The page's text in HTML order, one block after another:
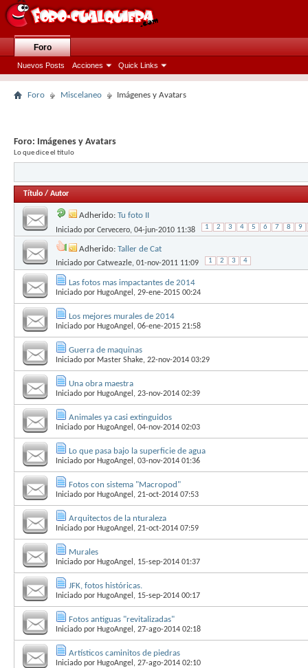
Foro
Nuevos Posts Acciones Quick Links
Foro Miscelaneo Imágenes y Avatars
Foro: Imágenes y Avatars
Lo que dice el título
Título / Autor
Adherido: Tu foto II
Iniciado por Cervecero, 04-jun-2010 11:38 1 2 3 4 5 6 7 8 9
Adherido: Taller de Cat
Iniciado por Catweazle, 01-nov-2011 11:09 1 2 3 4
Las fotos mas impactantes de 2014
Iniciado por HugoAngel , 29-ene-2015 00:24
Los mejores murales de 2014
Iniciado por HugoAngel , 06-ene-2015 21:58
Guerra de maquinas
Iniciado por Master Shake, 22-nov-2014 03:29
Una obra maestra
Iniciado por HugoAngel , 23-nov-2014 02:39
Animales ya casi extinguidos
Iniciado por HugoAngel , 04-nov-2014 02:03
Lo que pasa bajo la superficie de agua
Iniciado por HugoAngel , 03-nov-2014 01:36
Fotos con sistema "Macropod"
Iniciado por HugoAngel , 21-oct-2014 07:53
Arquitectos de la nturaleza
Iniciado por HugoAngel , 21-oct-2014 07:59
Murales
Iniciado por HugoAngel , 15-sep-2014 01:37
JFK, fotos históricas.
Iniciado por HugoAngel , 15-sep-2014 00:17
Fotos antiguas "revitalizadas"
Iniciado por HugoAngel , 27-ago-2014 02:18
Artísticos caminitos de piedras
Iniciado por HugoAngel , 27-ago-2014 02:10